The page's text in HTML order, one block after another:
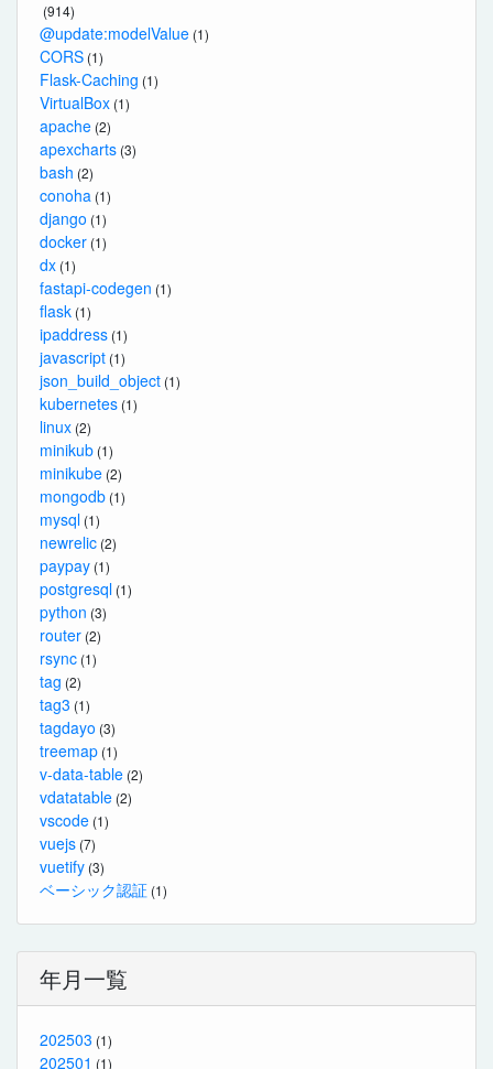
(914)
@update:modelValue (1)
CORS (1)
Flask-Caching (1)
VirtualBox (1)
apache (2)
apexcharts (3)
bash (2)
conoha (1)
django (1)
docker (1)
dx (1)
fastapi-codegen (1)
flask (1)
ipaddress (1)
javascript (1)
json_build_object (1)
kubernetes (1)
linux (2)
minikub (1)
minikube (2)
mongodb (1)
mysql (1)
newrelic (2)
paypay (1)
postgresql (1)
python (3)
router (2)
rsync (1)
tag (2)
tag3 (1)
tagdayo (3)
treemap (1)
v-data-table (2)
vdatatable (2)
vscode (1)
vuejs (7)
vuetify (3)
ベーシック認証 (1)
年月一覧
202503 (1)
202501 (1)